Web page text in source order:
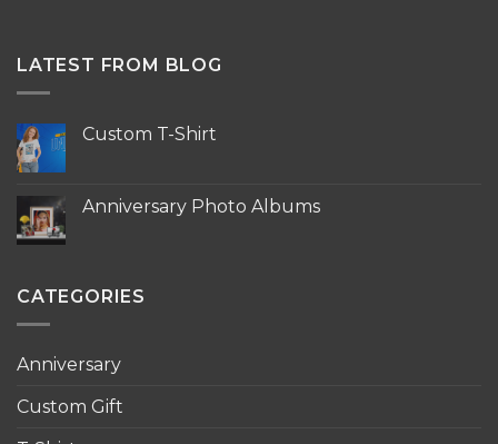
LATEST FROM BLOG
Custom T-Shirt
Custom
T-
Anniversary Photo Albums
Photo
Albums
CATEGORIES
Anniversary
Custom Gift